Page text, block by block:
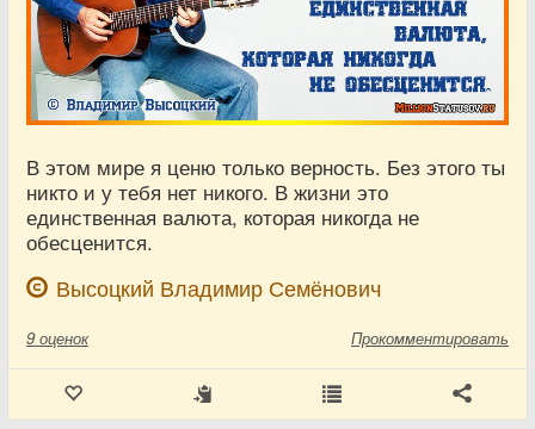
В этом мире я ценю только верность. Без этого ты
никто и у тебя нет никого. В жизни это
единственная валюта, которая никогда не
обесценится.
Высоцкий Владимир Семёнович
9 оценок Прокомментировать